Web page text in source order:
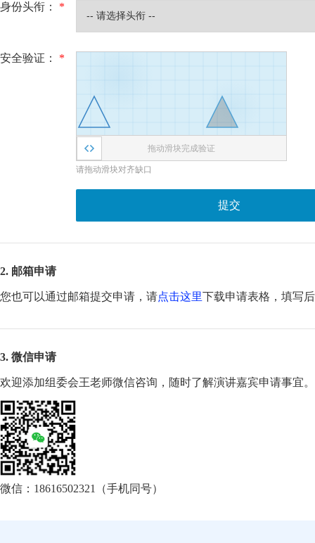
身份头衔： *
安全验证： *
拖动滑块完成验证
请拖动滑块对齐缺口
提交
2. 邮箱申请
您也可以通过邮箱提交申请，请点击这里下载申请表格，填写
3. 微信申请
欢迎添加组委会王老师微信咨询，随时了解演讲嘉宾申请事宜。
微信：18616502321（手机同号）